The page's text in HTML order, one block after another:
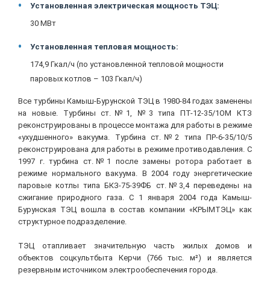
Установленная электрическая мощность ТЭЦ:
30 МВт
Установленная тепловая мощность:
174,9 Гкал/ч (по установленной тепловой мощности
паровых котлов – 103 Гкал/ч)
Все турбины Камыш-Бурунской ТЭЦ в 1980-84 годах заменены
на новые. Турбины ст.№1, №3 типа ПТ-12-35/1ОМ КТЗ
реконструированы в процессе монтажа для работы в режиме
«ухудшенного» вакуума. Турбина ст.№2 типа ПР-6-35/10/5
реконструирована для работы в режиме противодавления. С
1997 г. турбина ст.№1 после замены ротора работает в
режиме нормального вакуума. В 2004 году энергетические
паровые котлы типа БКЗ-75-39ФБ ст.№3,4 переведены на
сжигание природного газа. С 1 января 2004 года Камыш-
Бурунская ТЭЦ вошла в состав компании «КРЫМТЭЦ» как
структурное подразделение.
ТЭЦ отапливает значительную часть жилых домов и
объектов соцкультбыта Керчи (766 тыс. м²) и является
резервным источником электрообеспечения города.